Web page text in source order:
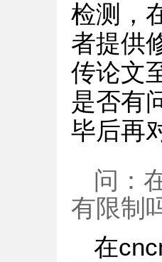
检测，
者提供
传论文
是否有
毕后再
问：
有限制
在